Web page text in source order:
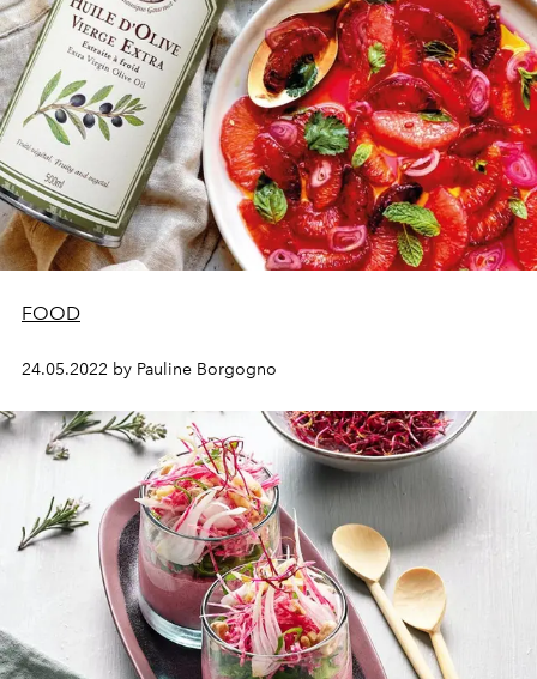
FOOD
24.05.2022 by Pauline Borgogno